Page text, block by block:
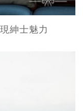
紳士魅力